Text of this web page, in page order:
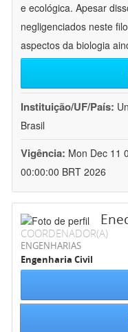
e ecológica. Apesar
negligenciados neste
aspectos da biologia
Instituição/UF/País:
Brasil
Vigência: Mon Dec 11
00:00:00 BRT 2026
COORDENADOR(A)
ENGENHARIAS
Engenharia Civil